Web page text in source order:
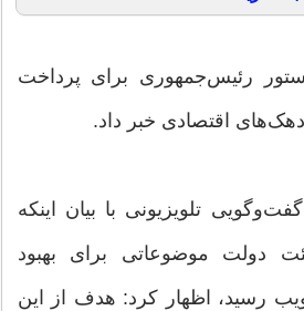
رئیس‌جمهوری برای پرداخت
دهک‌های اقتصادی خبر داد.
تلویزیونی با بیان اینکه
دولت موضوعاتی برای بهبود
رسید، اظهار کرد: هدف از این